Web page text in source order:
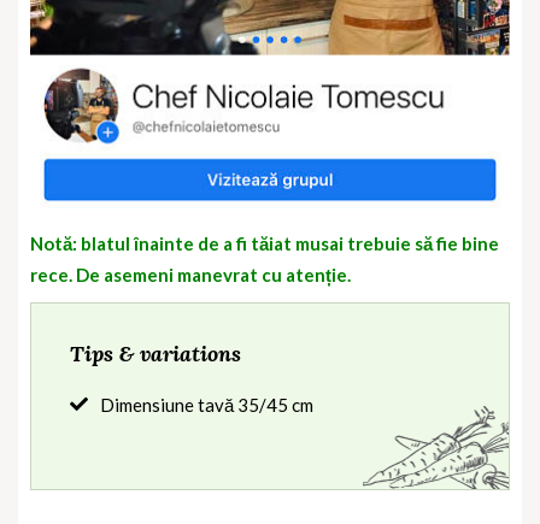
Notă: blatul înainte de a fi tăiat musai trebuie să fie bine
rece. De asemeni manevrat cu atenție.
Tips & variations
Dimensiune tavă 35/45 cm